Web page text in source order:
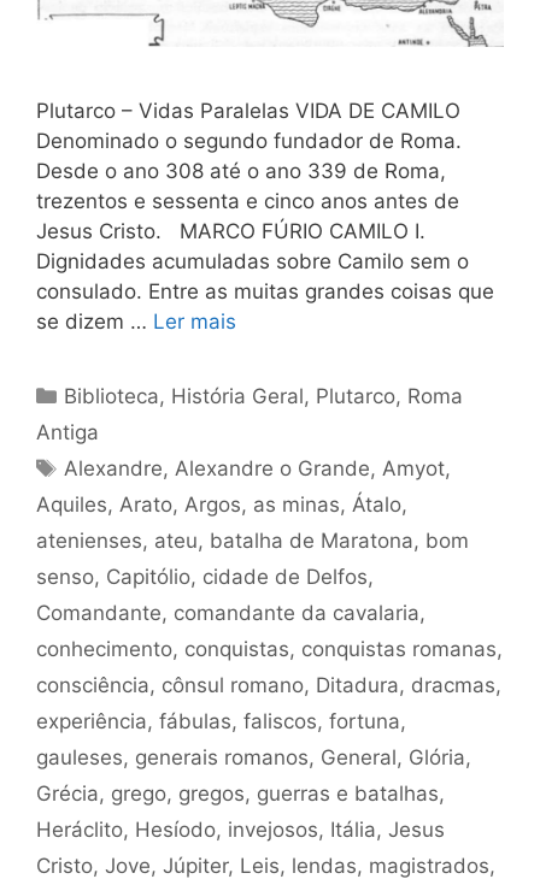
Plutarco – Vidas Paralelas VIDA DE CAMILO
Denominado o segundo fundador de Roma.
Desde o ano 308 até o ano 339 de Roma,
trezentos e sessenta e cinco anos antes de
Jesus Cristo. MARCO FÚRIO CAMILO I.
Dignidades acumuladas sobre Camilo sem o
consulado. Entre as muitas grandes coisas que
se dizem … Ler mais
Categorias
Biblioteca, História Geral, Plutarco, Roma
Antiga
Tags
Alexandre, Alexandre o Grande, Amyot,
Aquiles, Arato, Argos, as minas, Átalo,
atenienses, ateu, batalha de Maratona, bom
senso, Capitólio, cidade de Delfos,
Comandante, comandante da cavalaria,
conhecimento, conquistas, conquistas romanas,
consciência, cônsul romano, Ditadura, dracmas,
experiência, fábulas, faliscos, fortuna,
gauleses, generais romanos, General, Glória,
Grécia, grego, gregos, guerras e batalhas,
Heráclito, Hesíodo, invejosos, Itália, Jesus
Cristo, Jove, Júpiter, Leis, lendas, magistrados,